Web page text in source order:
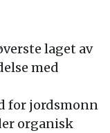
laget av
med
for jordsmonn
organisk